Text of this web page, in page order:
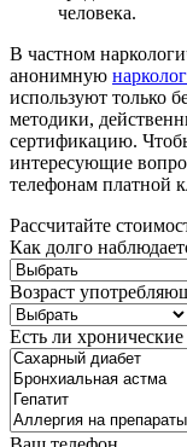
человека.
В частном
анонимную
используют только
методики,
сертификацию.
интересующие
телефонам платной
Рассчитайте
Как долго
Возраст
Есть ли хронические